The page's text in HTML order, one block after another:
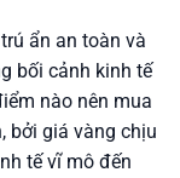
ẩn an toàn và
bối cảnh kinh tế
nào nên mua
bởi giá vàng chịu
tế vĩ mô đến